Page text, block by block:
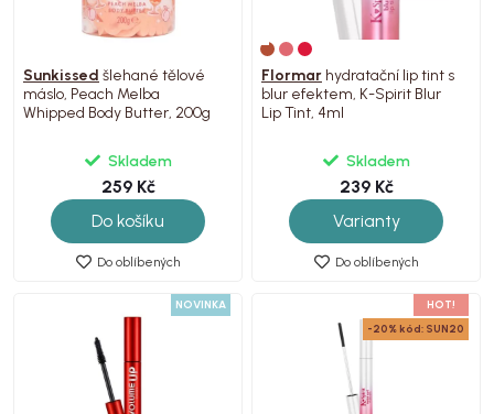
Sunkissed šlehané tělové
máslo, Peach Melba
Whipped Body Butter, 200g
Skladem
259 Kč
Do košíku
Do oblíbených
Flormar hydratační lip tint s
blur efektem, K-Spirit Blur
Lip Tint, 4ml
Skladem
239 Kč
Varianty
Do oblíbených
NOVINKA
HOT!
-20% kód: SUN20